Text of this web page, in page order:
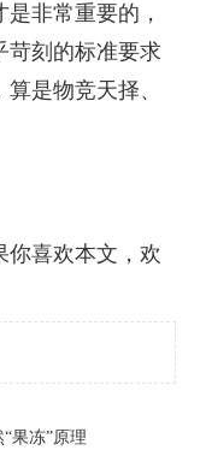
非常重要的，
苛刻的标准要求
是物竞天择、
你喜欢本文，欢
果冻”原理